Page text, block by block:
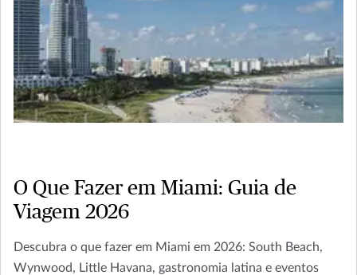
O Que Fazer em Miami: Guia de
Viagem 2026
Descubra o que fazer em Miami em 2026: South Beach,
Wynwood, Little Havana, gastronomia latina e eventos